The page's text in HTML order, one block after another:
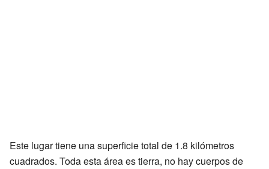
Este lugar tiene una superficie total de 1.8 kilómetros
cuadrados. Toda esta área es tierra, no hay cuerpos de